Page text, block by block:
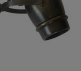
in klassischem